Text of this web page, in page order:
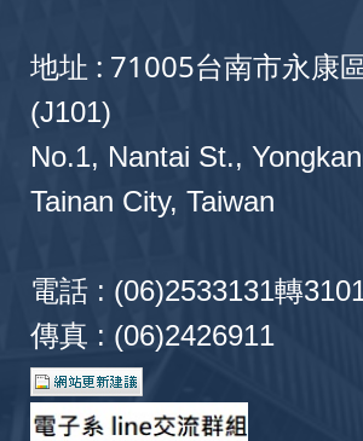
地址 : 71005台南市永康
(J101)
No.1, Nantai St.,
Tainan City, Taiwan
電話 : (06)2533131轉
傳真 : (06)2426911